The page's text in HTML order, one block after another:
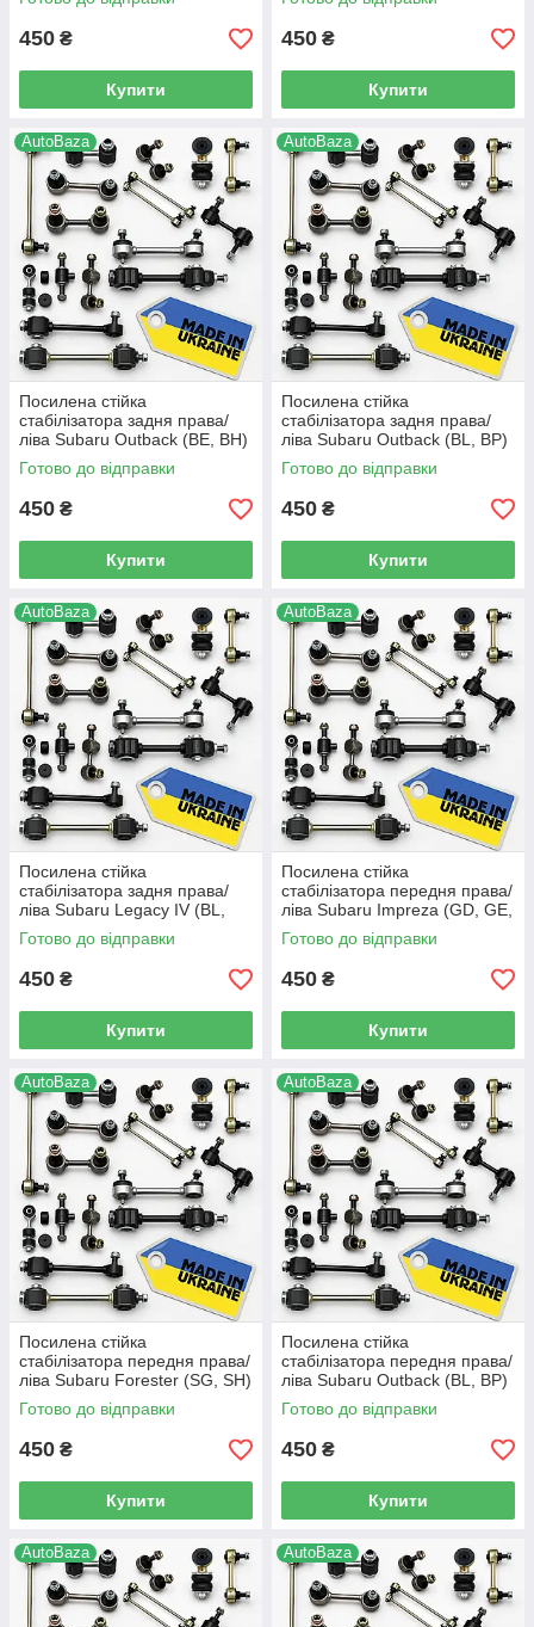
450 ₴
Купити
AE000, (73)
450 ₴
Купити
AutoBaza
Посилена стійка
стабілізатора задня права/
ліва Subaru Outback (BE, BH)
(1998-2003 р.в) - 20470-
AE000, (73)
Готово до відправки
450 ₴
Купити
AutoBaza
Посилена стійка
стабілізатора задня права/
ліва Subaru Outback (BL, BP)
(2003-2010 р.в) - 20470-
AE000, (73)
Готово до відправки
450 ₴
Купити
AutoBaza
Посилена стійка
стабілізатора задня права/
ліва Subaru Legacy IV (BL,
BP) (2003-2015 р.в) - 20470-
AE000, (73)
Готово до відправки
450 ₴
Купити
AutoBaza
Посилена стійка
стабілізатора передня права/
ліва Subaru Impreza (GD, GE,
GV) (1999-2009 р.в) -
20470FE000, (66)
Готово до відправки
450 ₴
Купити
AutoBaza
Посилена стійка
стабілізатора передня права/
ліва Subaru Forester (SG, SH)
(2002-2013 р.в) -
20470FE000, (66)
Готово до відправки
450 ₴
Купити
AutoBaza
Посилена стійка
стабілізатора передня права/
ліва Subaru Outback (BL, BP)
(2003-2010 р.в) -
20470FE000, (66)
Готово до відправки
450 ₴
Купити
AutoBaza AutoBaza